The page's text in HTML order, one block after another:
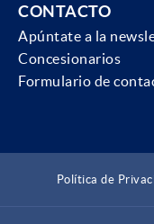
CONTACTO
Apúntate a la
Concesionarios
Formulario de
Política de